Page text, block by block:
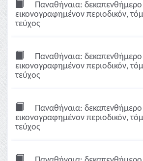
Παναθήναια: δεκαπενθήμερο
εικονογραφημένον περιοδικόν,
τεύχος
Παναθήναια: δεκαπενθήμερο
εικονογραφημένον περιοδικόν,
τεύχος
Παναθήναια: δεκαπενθήμερο
εικονογραφημένον περιοδικόν,
τεύχος